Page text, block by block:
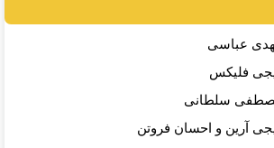
عباسی
فلیکس
مصطفی سلطانی
آرین و احسان فروتن